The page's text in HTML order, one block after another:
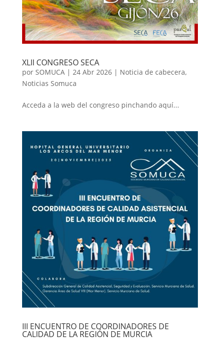
XLII CONGRESO SECA
por SOMUCA| 24 Abr 2026| Noticia de cabecera,
Noticias Somuca
Acceda a la web del congreso pinchando aquí...
III ENCUENTRO DE COORDINADORES DE
CALIDAD DE LA REGIÓN DE MURCIA